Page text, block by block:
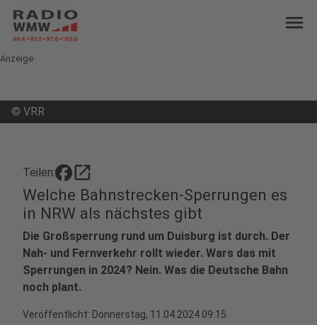
menu
Anzeige
© VRR
Teilen: open_in_new
Welche Bahnstrecken-Sperrungen es
in NRW als nächstes gibt
Die Großsperrung rund um Duisburg ist durch. Der
Nah- und Fernverkehr rollt wieder. Wars das mit
Sperrungen in 2024? Nein. Was die Deutsche Bahn
noch plant.
Veröffentlicht: Donnerstag, 11.04.2024 09:15